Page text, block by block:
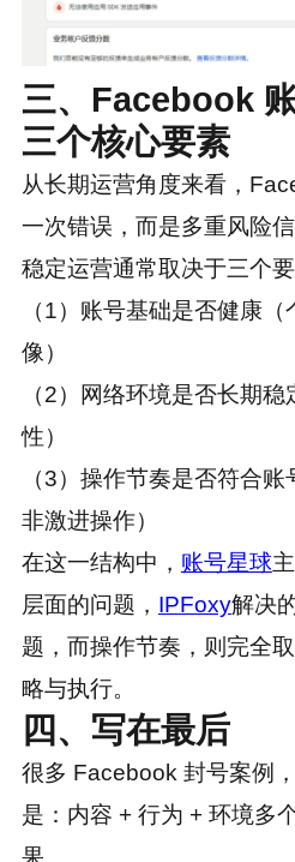
三、Facebook
三个核心要素
从长期运营角度来看，
一次错误，而是多重风险信
稳定运营通常取决于三个
（1）账号基础是否健康
像）
（2）网络环境是否长期
性）
（3）操作节奏是否符合
非激进操作）
在这一结构中， 账号星球
层面的问题， IPFoxy解决
题，而操作节奏，则完全
略与执行。
四、写在最后
很多 Facebook 封号案例
是：内容 + 行为 + 环境多
果。